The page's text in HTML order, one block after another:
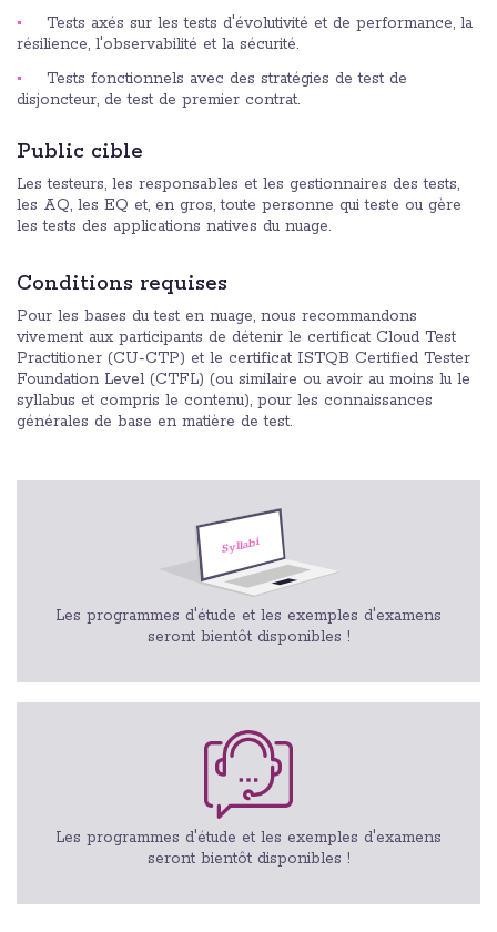
Tests axés sur les tests d'évolutivité et de performance, la
résilience, l'observabilité et la sécurité.
Tests fonctionnels avec des stratégies de test de
disjoncteur, de test de premier contrat.
Public cible
Les testeurs, les responsables et les gestionnaires des tests,
les AQ, les EQ et, en gros, toute personne qui teste ou gère
les tests des applications natives du nuage.
Conditions requises
Pour les bases du test en nuage, nous recommandons
vivement aux participants de détenir le certificat Cloud Test
Practitioner (CU-CTP) et le certificat ISTQB Certified Tester
Foundation Level (CTFL) (ou similaire ou avoir au moins lu le
syllabus et compris le contenu), pour les connaissances
générales de base en matière de test.
Les programmes d'étude et les exemples d'examens
seront bientôt disponibles !
Les programmes d'étude et les exemples d'examens
seront bientôt disponibles !